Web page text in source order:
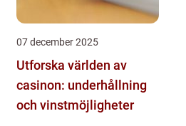
07 december 2025
Utforska världen av
casinon: underhållning
och vinstmöjligheter